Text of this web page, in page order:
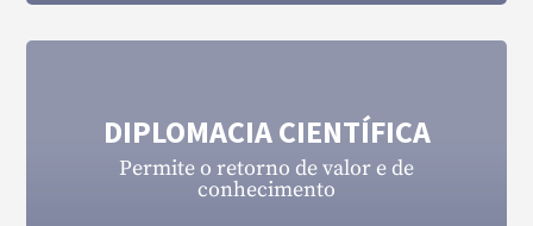
DIPLOMACIA CIENTÍFICA
Permite o retorno de valor e de
conhecimento